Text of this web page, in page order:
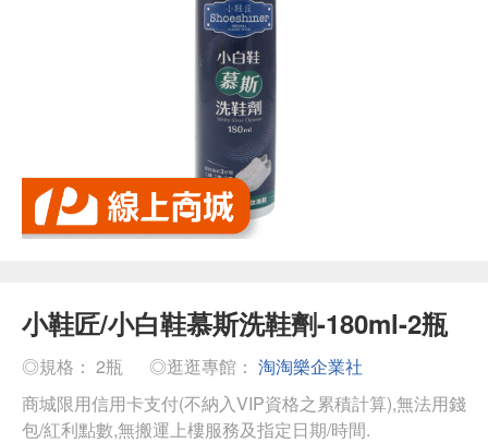
小鞋匠/小白鞋慕斯洗鞋劑-180ml-2瓶
◎規格： 2瓶 ◎逛逛專館： 淘淘樂企業社
商城限用信用卡支付(不納入VIP資格之累積計算),無法用錢
包/紅利點數,無搬運上樓服務及指定日期/時間.